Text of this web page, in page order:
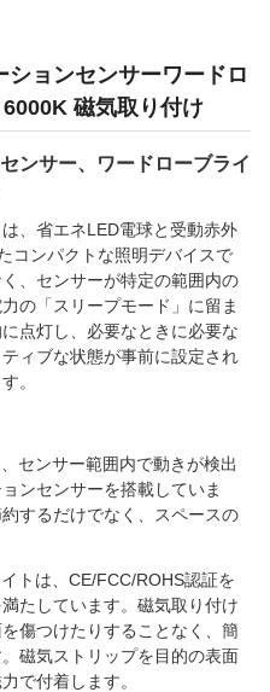
ションセンサーワードロ
磁気取り付け
ンサー、ワードローブライ
、省エネLED電球と受動赤外
コンパクトな照明デバイスで
、センサーが特定の範囲内の
の「スリープモード」に留ま
点灯し、必要なときに必要な
ィブな状態が事前に設定され
。
センサー範囲内で動きが検出
ンセンサーを搭載していま
するだけでなく、スペースの
トは、CE/FCC/ROHS認証を
たしています。磁気取り付け
傷つけたりすることなく、簡
磁気ストリップを目的の表面
で付着します。